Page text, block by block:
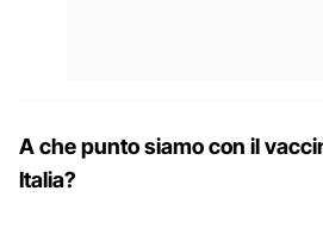
A che punto siamo con il
Italia?